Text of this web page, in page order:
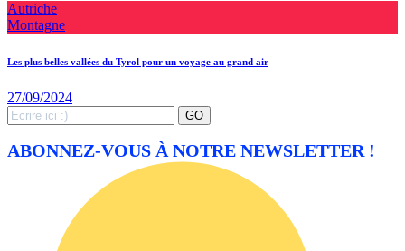
Autriche
Montagne
Les plus belles vallées du Tyrol pour un voyage au grand air
27/09/2024
Search
for:
GO
ABONNEZ-VOUS À NOTRE NEWSLETTER !